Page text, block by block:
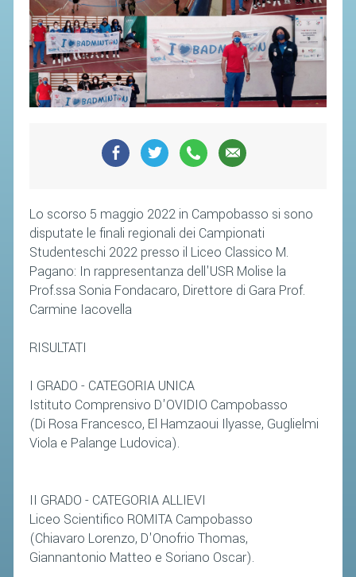
Lo scorso 5 maggio 2022 in Campobasso si sono
disputate le finali regionali dei Campionati
Studenteschi 2022 presso il Liceo Classico M.
Pagano: In rappresentanza dell'USR Molise la
Prof.ssa Sonia Fondacaro, Direttore di Gara Prof.
Carmine Iacovella
RISULTATI
I GRADO - CATEGORIA UNICA
Istituto Comprensivo D'OVIDIO Campobasso
(Di Rosa Francesco, El Hamzaoui Ilyasse, Guglielmi
Viola e Palange Ludovica).
II GRADO - CATEGORIA ALLIEVI
Liceo Scientifico ROMITA Campobasso
(Chiavaro Lorenzo, D'Onofrio Thomas,
Giannantonio Matteo e Soriano Oscar).
CALENDARIO
FIBA NAZIONALE